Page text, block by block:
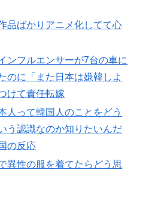
練習にMLBファン騒然！
」（海外の反応）
たスタンプをクッションカバ
った日本旅行の記念品のアイ
応
都知事「日本は外国人労働者
いない」 → 「変化を嫌い過ぎ
いぞ」「少子化が問題として挙
なのに」
たら、牛が固まって動かなく
の反応】
品ばかりアニメ化してて心
ンフルエンサーが7台の車に
のに「また日本は嫌韓しよ
けて責任転嫁
人って韓国人のことをどう
う認識なのか知りたいんだ
の反応
異性の服を着てたらどう思